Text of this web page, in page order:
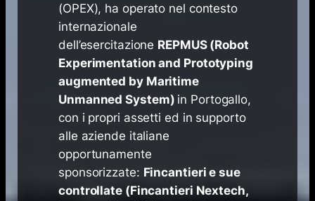
(OPEX), ha operato nel contesto
internazionale
dell’esercitazione REPMUS (Robot
Experimentation and Prototyping
augmented by Maritime
Unmanned System) in Portogallo,
con i propri assetti ed in supporto
alle aziende italiane
opportunamente
sponsorizzate: Fincantieri e sue
controllate (Fincantieri Nextech,